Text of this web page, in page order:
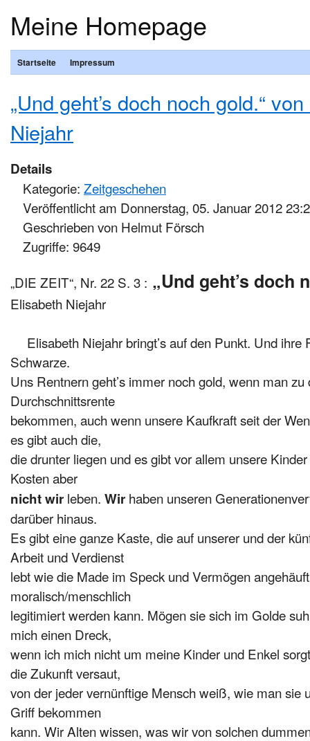
Meine Homepage
Startseite Impressum
„Und geht’s doch noch gold.“
Niejahr
Details
Kategorie: Zeitgeschehen
Veröffentlicht am Donnerstag, 05. Januar 2012
Geschrieben von Helmut Försch
Zugriffe: 9649
„DIE ZEIT“, Nr. 22 S. 3 : „Und geht’s doch
Elisabeth Niejahr
Elisabeth Niejahr bringt’s auf den Punkt. Und ihre
Schwarze.
Uns Rentnern geht’s immer noch gold, wenn man
Durchschnittsrente
bekommen, auch wenn unsere Kaufkraft seit der
es gibt auch die,
die drunter liegen und es gibt vor allem unsere
Kosten aber
nicht wir leben. Wir haben unseren
darüber hinaus.
Es gibt eine ganze Kaste, die auf unserer und der
Arbeit und Verdienst
lebt wie die Made im Speck und Vermögen
moralisch/menschlich
legitimiert werden kann. Mögen sie sich im Golde
mich einen Dreck,
wenn ich mich nicht um meine Kinder und Enkel
die Zukunft versaut,
von der jeder vernünftige Mensch weiß, wie man sie
Griff bekommen
kann. Wir Alten wissen, was wir von solchen